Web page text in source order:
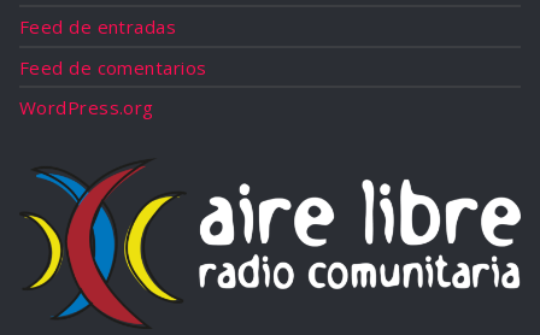
Feed de entradas
Feed de comentarios
WordPress.org